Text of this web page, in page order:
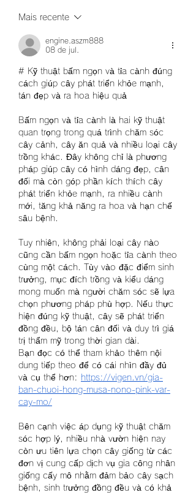
Mais recente
engine.aszm888
08 de jul.
# Kỹ thuật bấm ngọn và tỉa cành đúng
cách giúp cây phát triển khỏe mạnh,
tán đẹp và ra hoa hiệu quả
Bấm ngọn và tỉa cành là hai kỹ thuật
quan trọng trong quá trình chăm sóc
cây cảnh, cây ăn quả và nhiều loại cây
trồng khác. Đây không chỉ là phương
pháp giúp cây có hình dáng đẹp, cân
đối mà còn góp phần kích thích cây
phát triển khỏe mạnh, ra nhiều cành
mới, tăng khả năng ra hoa và hạn chế
sâu bệnh.
Tuy nhiên, không phải loại cây nào
cũng cần bấm ngọn hoặc tỉa cành theo
cùng một cách. Tùy vào đặc điểm sinh
trưởng, mục đích trồng và kiểu dáng
mong muốn mà người chăm sóc sẽ lựa
chọn phương pháp phù hợp. Nếu thực
hiện đúng kỹ thuật, cây sẽ phát triển
đồng đều, bộ tán cân đối và duy trì giá
trị thẩm mỹ trong thời gian dài.
Bạn đọc có thể tham khảo thêm nội
dung tiếp theo để có cái nhìn đầy đủ
và cụ thể hơn: https://vigen.vn/gia-
ban-chuoi-hong-musa-nono-pink-var-
cay-mo/
Bên cạnh việc áp dụng kỹ thuật chăm
sóc hợp lý, nhiều nhà vườn hiện nay
còn ưu tiên lựa chọn cây giống từ các
đơn vị cung cấp dịch vụ gia công nhân
giống cấy mô nhằm đảm bảo cây sạch
bệnh, sinh trưởng đồng đều và có khả